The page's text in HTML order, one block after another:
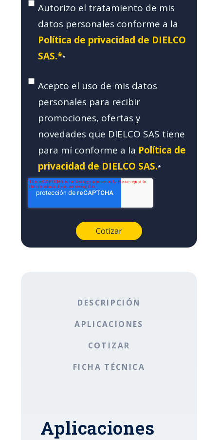
Autorizo el tratamiento de mis
datos personales conforme a la
Política de privacidad de DIELCO
SAS.**
Acepto el uso de mis datos
personales para recibir
promociones, ofertas y
novedades que DIELCO SAS tiene
para mí conforme a la Política de
privacidad de DIELCO SAS.*
DESCRIPCIÓN
APLICACIONES
COTIZAR
FICHA TÉCNICA
Aplicaciones